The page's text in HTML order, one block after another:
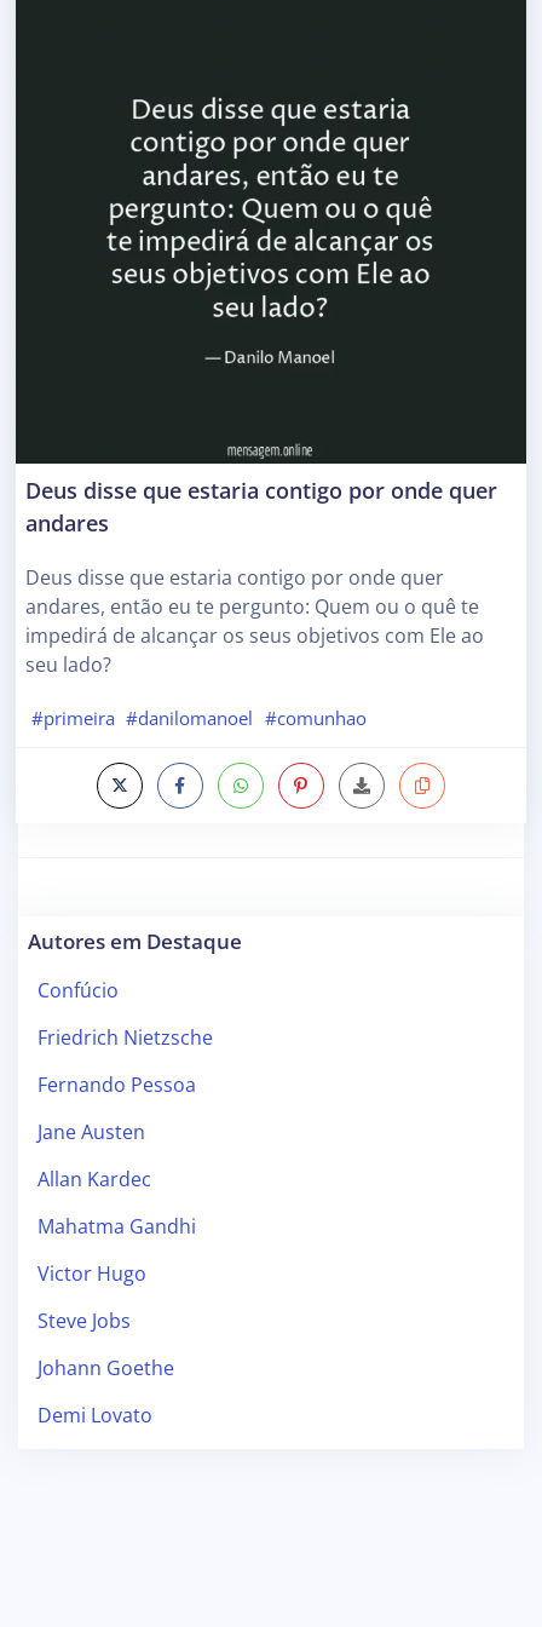
Deus disse que estaria contigo por onde quer
andares
Deus disse que estaria contigo por onde quer
andares, então eu te pergunto: Quem ou o quê te
impedirá de alcançar os seus objetivos com Ele ao
seu lado?
#primeira #danilomanoel #comunhao
Autores em Destaque
Confúcio
Friedrich Nietzsche
Fernando Pessoa
Jane Austen
Allan Kardec
Mahatma Gandhi
Victor Hugo
Steve Jobs
Johann Goethe
Demi Lovato